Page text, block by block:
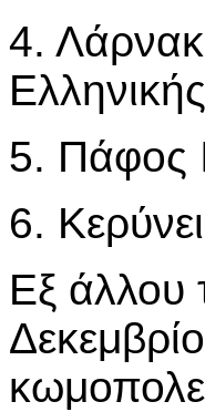
4.
5. Πάφος
6.
Εξ άλλου